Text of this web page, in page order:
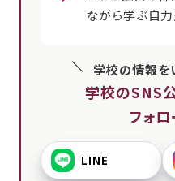
ながら学ぶ自
学校の情報を
学校のSNS
フォロ
LINE